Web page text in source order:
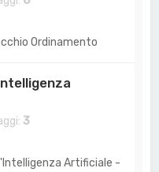
Ordinamento
3
Artificiale -